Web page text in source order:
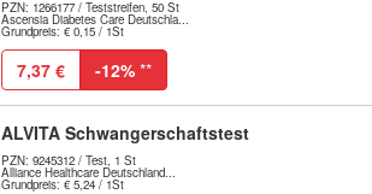
PZN: 1266177 / Teststreifen, 50 St
Ascensia Diabetes Care Deutschla...
Grundpreis: € 0,15 / 1St
7,37 € -12% **
ALVITA Schwangerschaftstest
PZN: 9245312 / Test, 1 St
Alliance Healthcare Deutschland...
Grundpreis: € 5,24 / 1St